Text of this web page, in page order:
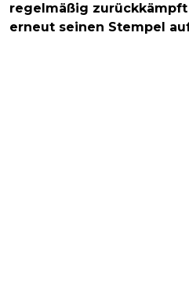
regelmäßig
erneut seinen Stempel